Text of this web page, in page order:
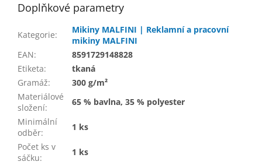
Doplňkové parametry
Kategorie:
Mikiny MALFINI | Reklamní a pracovní
mikiny MALFINI
EAN:
8591729148828
Etiketa:
tkaná
Gramáž:
300 g/m²
Materiálové
složení:
65 % bavlna, 35 % polyester
Minimální
odběr:
1 ks
Počet ks v
sáčku:
1 ks